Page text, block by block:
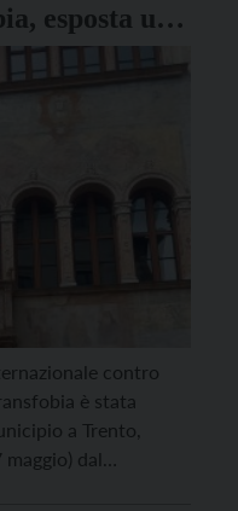
esposta una
Trento
contro
è stata
a Trento,
dal